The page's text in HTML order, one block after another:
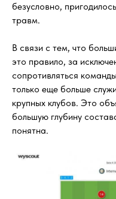
безусловно,
травм.
В связи с тем, что
это правило, за
сопротивляться
только еще больше
крупных клубов. Это
большую глубину
понятна.